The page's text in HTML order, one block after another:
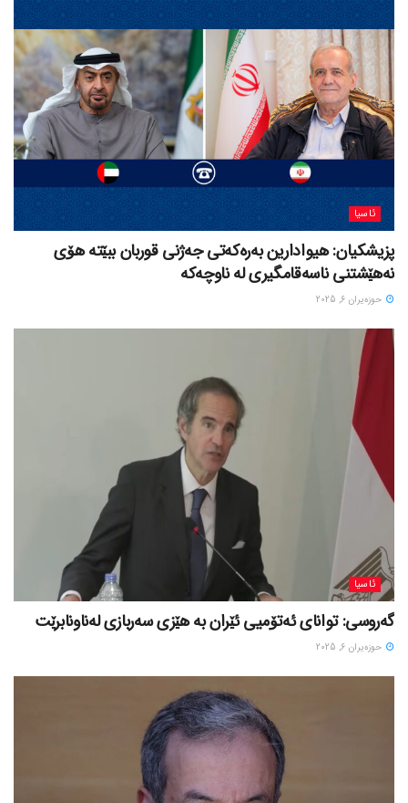
ئاسیا
پزیشکیان: هیوادارین بەرەکەتی جەژنی قوربان ببێتە هۆی
نەهێشتنی ناسەقامگیری لە ناوچەکە
حوزه‌یران 6, 2025
ئاسیا
گەروسی: توانای ئەتۆمیی ئێران بە هێزی سەربازی لەناونابرێت
حوزه‌یران 6, 2025